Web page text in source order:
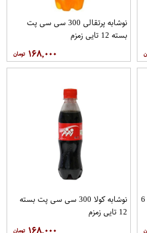
نوشابه پرتقالی 300 سی سی پت
بسته 12 تایی زمزم
۱۶۸,۰۰۰
نوشابه پرتقالی 1500 سی سی بسته 6
نوشابه کولا 300 سی سی پت بسته
12 تایی زمزم